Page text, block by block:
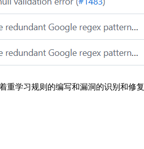
重学习规则的编写和漏洞的识别和修复